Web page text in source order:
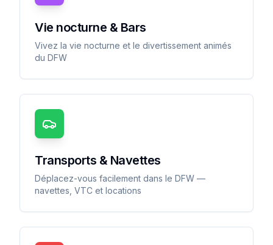
Vie nocturne & Bars
Vivez la vie nocturne et le divertissement animés
du DFW
Transports & Navettes
Déplacez-vous facilement dans le DFW —
navettes, VTC et locations